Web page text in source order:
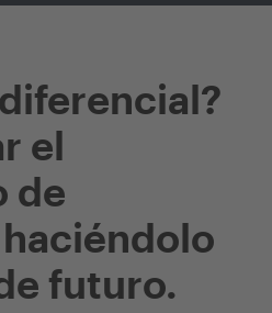
el
de
futuro.